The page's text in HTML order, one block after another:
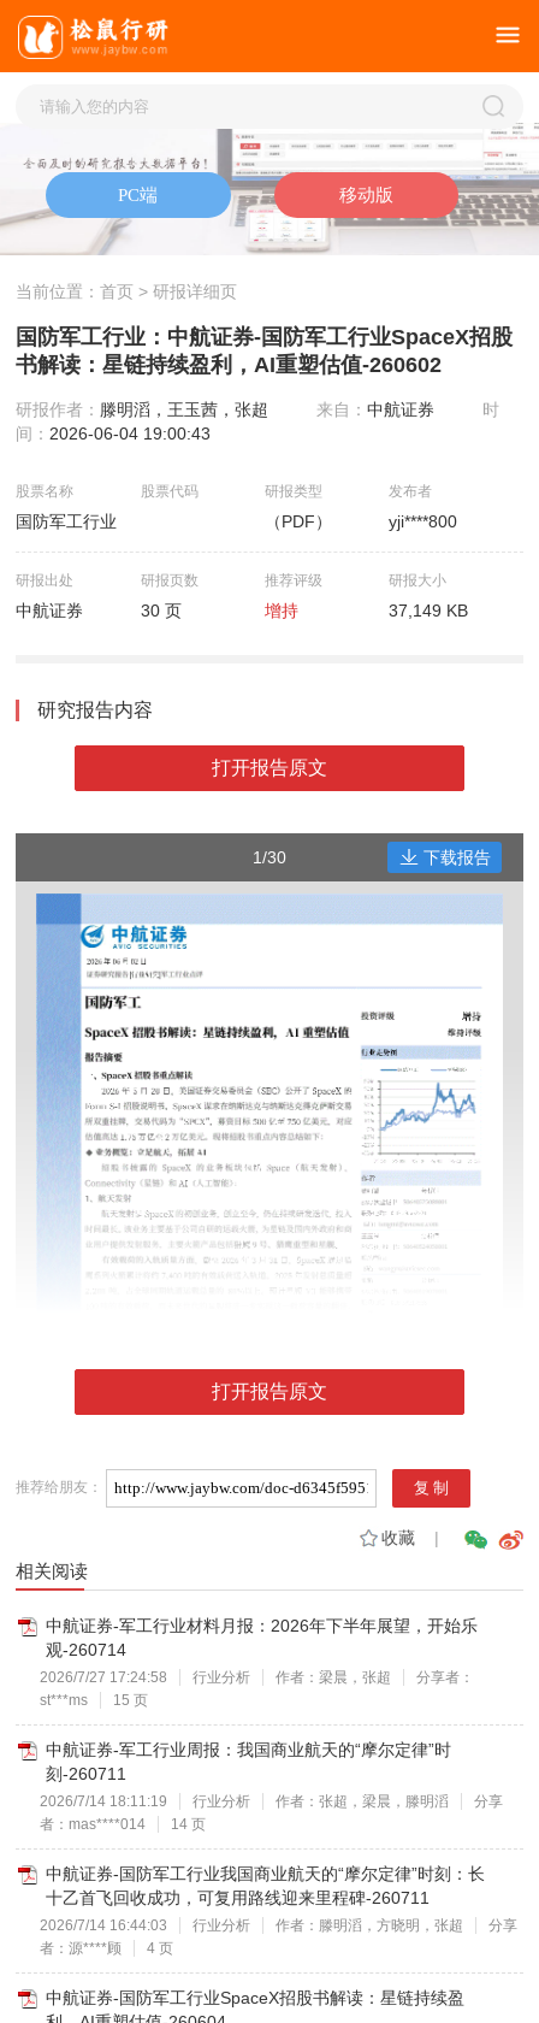
当前位置：首页 > 研报详细页
国防军工行业：中航证券-国防军工行业SpaceX招股
书解读：星链持续盈利，AI重塑估值-260602
研报作者： 滕明滔，王玉茜，张超 来自：中航证券
时
间： 2026-06-04 19:00:43
股票名称
国防军工行业
股票代码 研报类型
（PDF）
发布者
yji****800
研报出处
中航证券
研报页数
30 页
推荐评级
增持
研报大小
37,149 KB
研究报告内容
打开报告原文
1/30 下载报告
打开报告原文
推荐给朋友：
收藏|
相关阅读
中航证券-军工行业材料月报：2026年下半年展望，开始乐
观-260714
2026/7/27 17:24:58 行业分析 作者：梁晨，张超
分享者：
st***ms
15 页
中航证券-军工行业周报：我国商业航天的“摩尔定律”时
刻-260711
2026/7/14 18:11:19 行业分析 作者：张超，梁晨，滕明滔
分享
者：mas****014
14 页
中航证券-国防军工行业我国商业航天的“摩尔定律”时刻：长
十乙首飞回收成功，可复用路线迎来里程碑-260711
2026/7/14 16:44:03 行业分析 作者：滕明滔，方晓明，张超
分享
者：源****顾
4 页
中航证券-国防军工行业SpaceX招股书解读：星链持续盈